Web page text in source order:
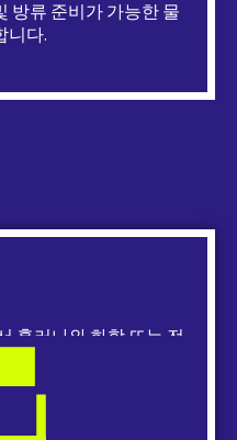
방류 준비가 가능한 물
니다.
흘러나와 화학 또는 전
2CO3또는 LiOH 출력.